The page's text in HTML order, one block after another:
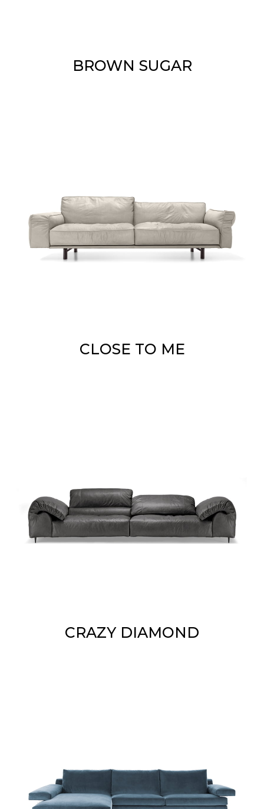
BROWN SUGAR
CLOSE TO ME
CRAZY DIAMOND